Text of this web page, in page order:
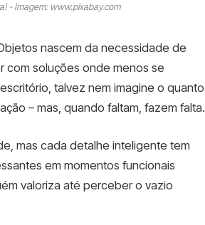
- Imagem: www.pixabay.com
nascem da necessidade de
com soluções onde menos se
talvez nem imagine o quanto
– mas, quando faltam, fazem falta.
mas cada detalhe inteligente tem
em momentos funcionais
valoriza até perceber o vazio